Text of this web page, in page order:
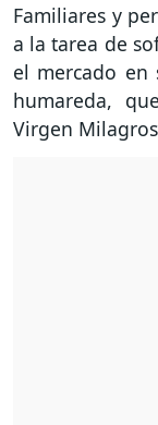
Familiares y
a la tarea de
el mercado
humareda,
Virgen